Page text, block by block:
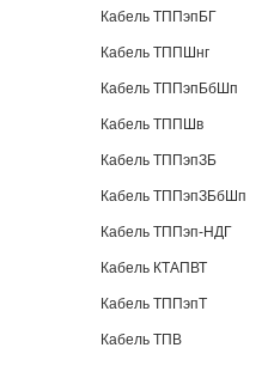
Кабель ТППэпБГ
Кабель ТППШнг
Кабель ТППэпБбШп
Кабель ТППШв
Кабель ТППэпЗБ
Кабель ТППэпЗБбШп
Кабель ТППэп-НДГ
Кабель КТАПВТ
Кабель ТППэпТ
Кабель ТПВ